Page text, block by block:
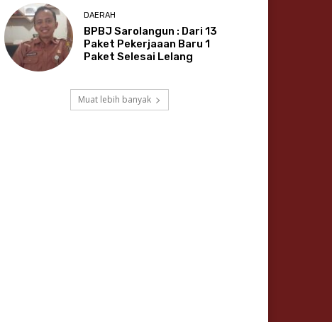
DAERAH
BPBJ Sarolangun : Dari 13
Paket Pekerjaaan Baru 1
Paket Selesai Lelang
Muat lebih banyak